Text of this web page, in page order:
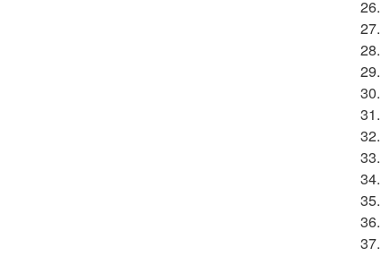
26.
27.
28.
29.
30.
31.
32.
33.
34.
35.
36.
37.